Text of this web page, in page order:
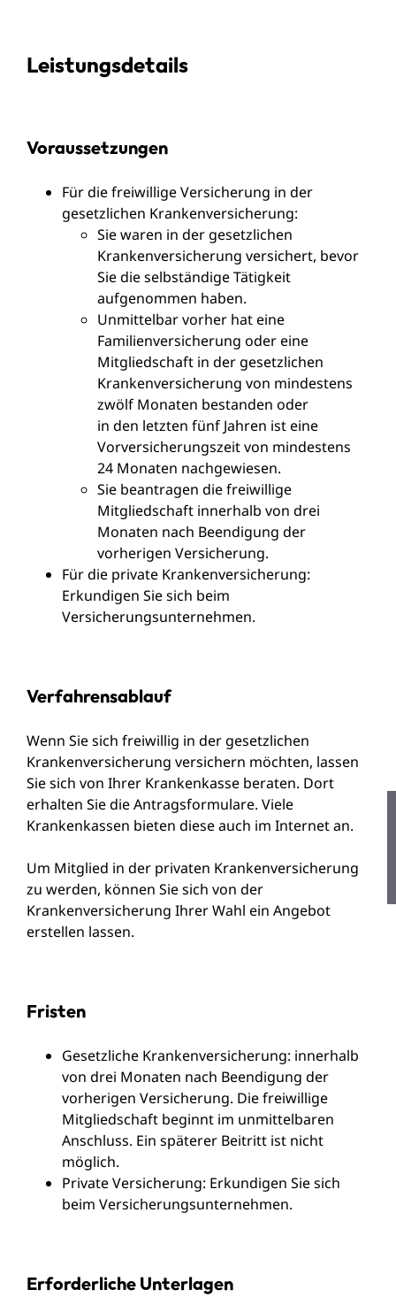
Leistungsdetails
Voraussetzungen
Für die freiwillige Versicherung in der
gesetzlichen Krankenversicherung:
Sie waren in der gesetzlichen
Krankenversicherung versichert, bevor
Sie die selbständige Tätigkeit
aufgenommen haben.
Unmittelbar vorher hat eine
Familienversicherung oder eine
Mitgliedschaft in der gesetzlichen
Krankenversicherung von mindestens
zwölf Monaten bestanden oder
in den letzten fünf Jahren ist eine
Vorversicherungszeit von mindestens
24 Monaten nachgewiesen.
Sie beantragen die freiwillige
Mitgliedschaft innerhalb von drei
Monaten nach Beendigung der
vorherigen Versicherung.
Für die private Krankenversicherung:
Erkundigen Sie sich beim
Versicherungsunternehmen.
Verfahrensablauf
Wenn Sie sich freiwillig in der gesetzlichen
Krankenversicherung versichern möchten, lassen
Sie sich von Ihrer Krankenkasse beraten. Dort
erhalten Sie die Antragsformulare. Viele
Krankenkassen bieten diese auch im Internet an.
Um Mitglied in der privaten Krankenversicherung
zu werden, können Sie sich von der
Krankenversicherung Ihrer Wahl ein Angebot
erstellen lassen.
Fristen
Gesetzliche Krankenversicherung: innerhalb
von drei Monaten nach Beendigung der
vorherigen Versicherung. Die freiwillige
Mitgliedschaft beginnt im unmittelbaren
Anschluss. Ein späterer Beitritt ist nicht
möglich.
Private Versicherung: Erkundigen Sie sich
beim Versicherungsunternehmen.
Erforderliche Unterlagen